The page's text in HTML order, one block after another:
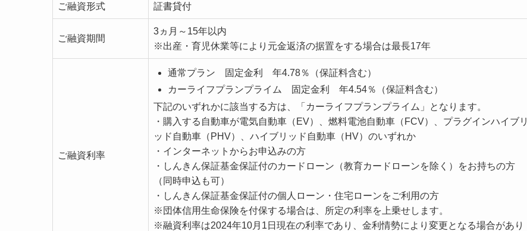
ご融資形式 証書貸付
ご融資期間
3ヵ月～15年以内
※出産・育児休業等により元金返済の据置をする場合は最長17年
ご融資利率
通常プラン 固定金利 年4.78％（保証料含む）
カーライフプランプライム 固定金利 年4.54％（保証料含む）
下記のいずれかに該当する方は、「カーライフプランプライム」となります。
・購入する自動車が電気自動車（EV）、燃料電池自動車（FCV）、プラグインハイブリ
ッド自動車（PHV）、ハイブリッド自動車（HV）のいずれか
・インターネットからお申込みの方
・しんきん保証基金保証付のカードローン（教育カードローンを除く）をお持ちの方
（同時申込も可）
・しんきん保証基金保証付の個人ローン・住宅ローンをご利用の方
※団体信用生命保険を付保する場合は、所定の利率を上乗せします。
※融資利率は2024年10月1日現在の利率であり、金利情勢により変更となる場合があり